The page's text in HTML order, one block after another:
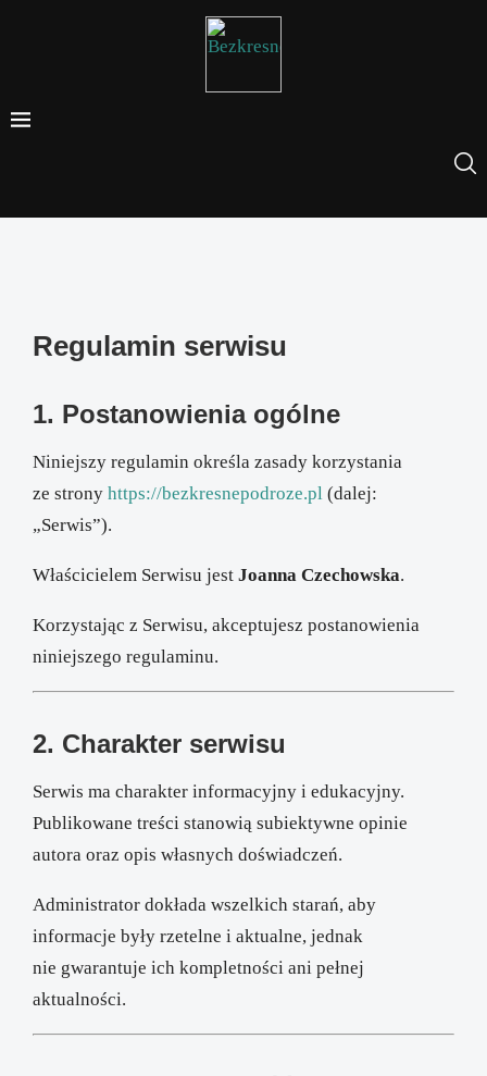
Regulamin serwisu
1. Postanowienia ogólne
Niniejszy regulamin określa zasady korzystania
ze strony https://bezkresnepodroze.pl (dalej:
„Serwis”).
Właścicielem Serwisu jest Joanna Czechowska.
Korzystając z Serwisu, akceptujesz postanowienia
niniejszego regulaminu.
2. Charakter serwisu
Serwis ma charakter informacyjny i edukacyjny.
Publikowane treści stanowią subiektywne opinie
autora oraz opis własnych doświadczeń.
Administrator dokłada wszelkich starań, aby
informacje były rzetelne i aktualne, jednak
nie gwarantuje ich kompletności ani pełnej
aktualności.